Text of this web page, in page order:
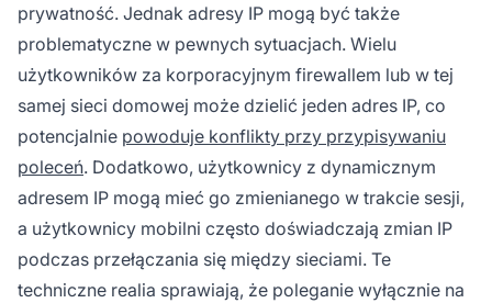
prywatność. Jednak adresy IP mogą być także
problematyczne w pewnych sytuacjach. Wielu
użytkowników za korporacyjnym firewallem lub w tej
samej sieci domowej może dzielić jeden adres IP, co
potencjalnie powoduje konflikty przy przypisywaniu
poleceń. Dodatkowo, użytkownicy z dynamicznym
adresem IP mogą mieć go zmienianego w trakcie sesji,
a użytkownicy mobilni często doświadczają zmian IP
podczas przełączania się między sieciami. Te
techniczne realia sprawiają, że poleganie wyłącznie na